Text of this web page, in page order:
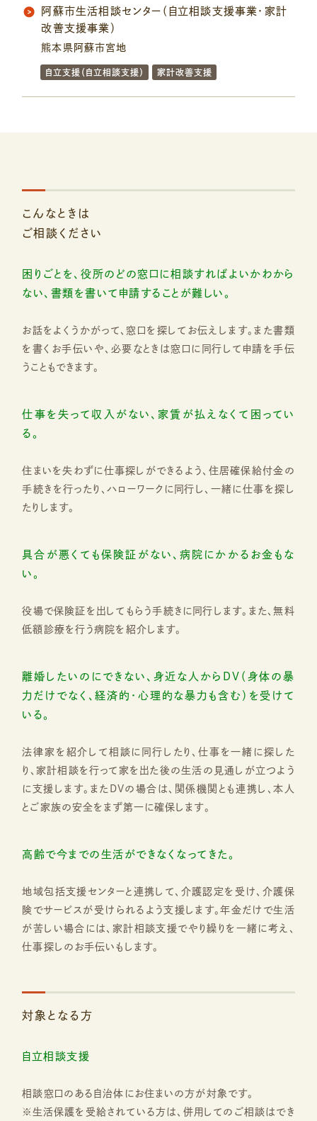
阿蘇市生活相談センター（自立相談支援事業・家計
改善支援事業）
熊本県阿蘇市宮地
自立支援（自立相談支援） 家計改善支援
こんなときは
ご相談ください
困りごとを、役所のどの窓口に相談すればよいかわから
ない、書類を書いて申請することが難しい。
お話をよくうかがって、窓口を探してお伝えします。また書類
を書くお手伝いや、必要なときは窓口に同行して申請を手伝
うこともできます。
仕事を失って収入がない、家賃が払えなくて困ってい
る。
住まいを失わずに仕事探しができるよう、住居確保給付金の
手続きを行ったり、ハローワークに同行し、一緒に仕事を探し
たりします。
具合が悪くても保険証がない、病院にかかるお金もな
い。
役場で保険証を出してもらう手続きに同行します。また、無料
低額診療を行う病院を紹介します。
離婚したいのにできない、身近な人からDV（身体の暴
力だけでなく、経済的・心理的な暴力も含む）を受けて
いる。
法律家を紹介して相談に同行したり、仕事を一緒に探した
り、家計相談を行って家を出た後の生活の見通しが立つよう
に支援します。またDVの場合は、関係機関とも連携し、本人
とご家族の安全をまず第一に確保します。
高齢で今までの生活ができなくなってきた。
地域包括支援センターと連携して、介護認定を受け、介護保
険でサービスが受けられるよう支援します。年金だけで生活
が苦しい場合には、家計相談支援でやり繰りを一緒に考え、
仕事探しのお手伝いもします。
対象となる方
自立相談支援
相談窓口のある自治体にお住まいの方が対象です。
※生活保護を受給されている方は、併用してのご相談はでき